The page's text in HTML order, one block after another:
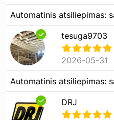
Automatinis atsiliepimas:
tesuga9703
2026-05-31
Automatinis atsiliepimas:
DRJ